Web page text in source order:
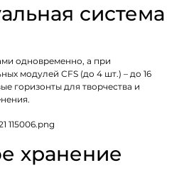
система
одновременно, а при
модулей CFS (до 4 шт.) – до 16
горизонты для творчества и
хранение